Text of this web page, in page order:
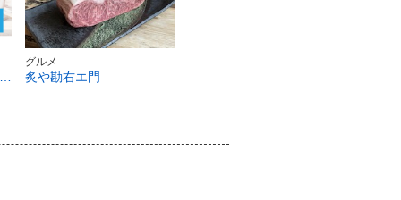
グルメ
炙や勘右エ門